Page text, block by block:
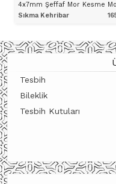
Sıkma Kehribar
ÜRÜNÜ İNCELE
Tesbih
Bileklik
Tesbih Kutuları